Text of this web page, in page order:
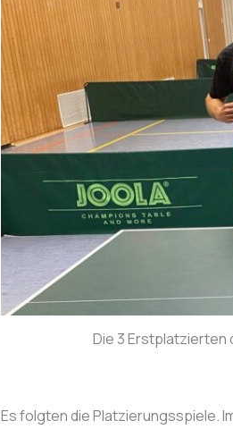
Die 3 Erstplatzierten
Es folgten die Platzierungsspiele.